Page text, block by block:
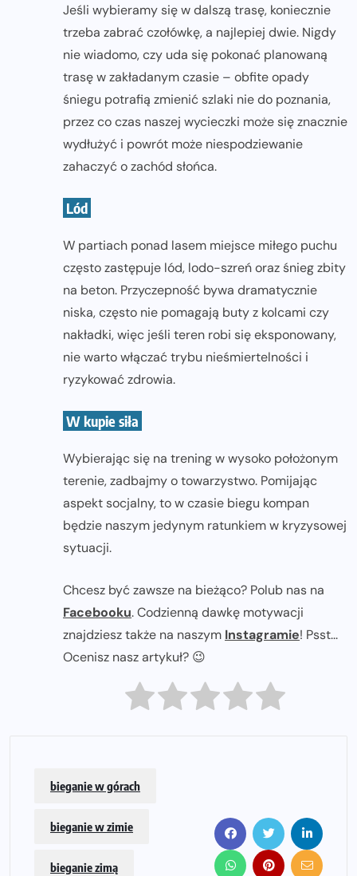
Jeśli wybieramy się w dalszą trasę, koniecznie
trzeba zabrać czołówkę, a najlepiej dwie. Nigdy
nie wiadomo, czy uda się pokonać planowaną
trasę w zakładanym czasie – obfite opady
śniegu potrafią zmienić szlaki nie do poznania,
przez co czas naszej wycieczki może się znacznie
wydłużyć i powrót może niespodziewanie
zahaczyć o zachód słońca.
Lód
W partiach ponad lasem miejsce miłego puchu
często zastępuje lód, lodo-szreń oraz śnieg zbity
na beton. Przyczepność bywa dramatycznie
niska, często nie pomagają buty z kolcami czy
nakładki, więc jeśli teren robi się eksponowany,
nie warto włączać trybu nieśmiertelności i
ryzykować zdrowia.
W kupie siła
Wybierając się na trening w wysoko położonym
terenie, zadbajmy o towarzystwo. Pomijając
aspekt socjalny, to w czasie biegu kompan
będzie naszym jedynym ratunkiem w kryzysowej
sytuacji.
Chcesz być zawsze na bieżąco? Polub nas na
Facebooku. Codzienną dawkę motywacji
znajdziesz także na naszym Instagramie! Psst...
Ocenisz nasz artykuł? 😉
bieganie w górach
bieganie w zimie
bieganie zimą